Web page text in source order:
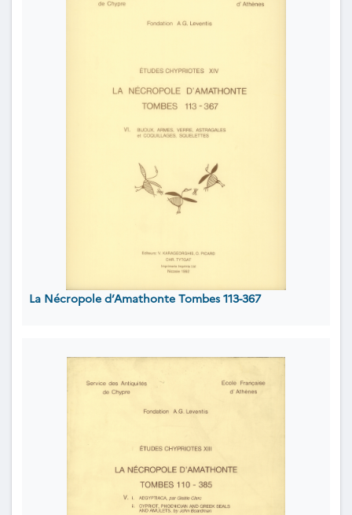
La Nécropole d’Amathonte Tombes 113-367